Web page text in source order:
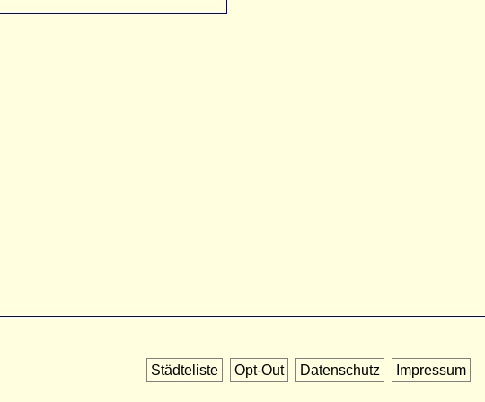
Städteliste Opt-Out Datenschutz Impressum